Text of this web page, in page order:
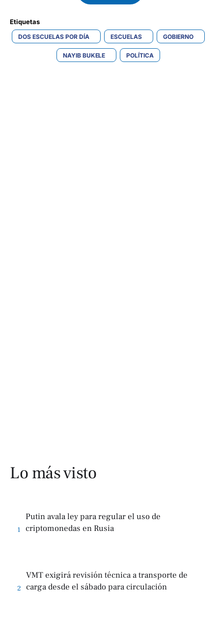
Etiquetas
DOS ESCUELAS POR DÍA ESCUELAS GOBIERNO
NAYIB BUKELE POLÍTICA
Lo más visto
1
Putin avala ley para regular el uso de
criptomonedas en Rusia
2
VMT exigirá revisión técnica a transporte de
carga desde el sábado para circulación